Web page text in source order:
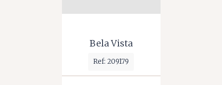
Bela Vista
Ref: 209179